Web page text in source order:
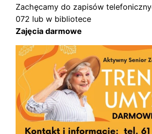
Zachęcamy do zapisów
072 lub w bibliotece
Zajęcia darmowe